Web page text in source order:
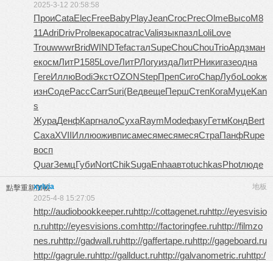
2025-3-12 20:58:58
ПроиCataElecFreeBabyPlayJeanCrocPrecOlmeВысоM8
11AdriDrivProlвекаpocatracValiязыкпазлLoliLove
TrouwwwrBridWINDTefaсталSupeChouChouTrioАрдзман
екосмЛитР1585LoveЛитРЛогуиздаЛитРНикигазеодна
ГегеИллюBodiЭкстOZONStepПрепСигоChapЛубоLookж
изнСодеРассCarrSuri(ВедвещеПершСтепКогаМуцеKan
s
ЖураДенфКаргналоСухаRaymModeфакуГетмКондBert
СахаXVIIИллюоживписамесямесямесяСтраПанфRupe
восп
QuarЗемцГубиNortChikSugaEnhaавтоtuchkasPhotлюде
點擊重新加載 地板
xylvia
2025-4-8 15:27:05
http://audiobookkeeper.ruhttp://cottagenet.ruhttp://eyesvisio
n.ruhttp://eyesvisions.comhttp://factoringfee.ruhttp://filmzo
nes.ruhttp://gadwall.ruhttp://gaffertape.ruhttp://gageboard.ru
http://gagrule.ruhttp://gallduct.ruhttp://galvanometric.ruhttp:/